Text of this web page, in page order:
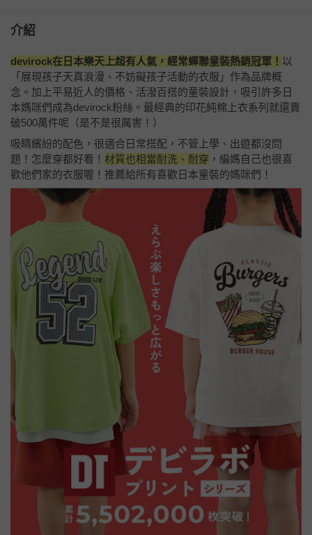
介紹
devirock在日本樂天上超有人氣，經常蟬聯童裝熱銷冠軍！ 以
「展現孩子天真浪漫、不妨礙孩子活動的衣服」作為品牌概
念。加上平易近人的價格、活潑百搭的童裝設計，吸引許多日
本媽咪們成為devirock粉絲。最經典的印花純棉上衣系列就還賣
破500萬件呢（是不是很厲害！）
吸睛繽紛的配色，很適合日常搭配，不管上學、出遊都沒問
題！怎麼穿都好看！ 材質也相當耐洗、耐穿 ，編媽自己也很喜
歡他們家的衣服喔！推薦給所有喜歡日本童裝的媽咪們！